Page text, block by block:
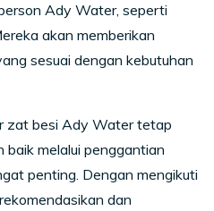
Ady Water, seperti
akan memberikan
sesuai dengan kebutuhan
zat besi Ady Water tetap
baik melalui penggantian
penting. Dengan mengikuti
dan